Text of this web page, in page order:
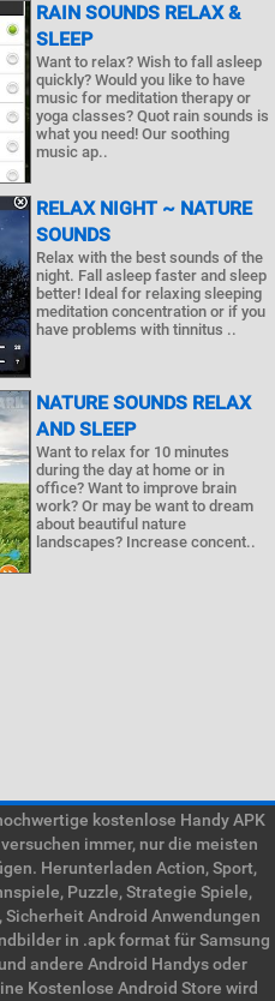
RAIN SOUNDS RELAX &
SLEEP
Want to relax? Wish to fall asleep
quickly? Would you like to have
music for meditation therapy or
yoga classes? Quot rain sounds is
what you need! Our soothing
music ap..
RELAX NIGHT ~ NATURE
SOUNDS
Relax with the best sounds of the
night. Fall asleep faster and sleep
better! Ideal for relaxing sleeping
meditation concentration or if you
have problems with tinnitus ..
NATURE SOUNDS RELAX
AND SLEEP
Want to relax for 10 minutes
during the day at home or in
office? Want to improve brain
work? Or may be want to dream
about beautiful nature
landscapes? Increase concent..
kostenlose Handy APK
immer, nur die meisten
Herunterladen Action, Sport,
Puzzle, Strategie Spiele,
Android Anwendungen
in .apk format für Samsung
andere Android Handys oder
Kostenlose Android Store wird